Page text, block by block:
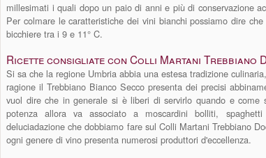
millesimati i quali dopo un paio di anni e più di conservazione
Per colmare le caratteristiche dei vini bianchi possiamo dire
bicchiere tra i 9 e 11° C.
Ricette consigliate con Colli Martani Trebbiano
Si sa che la regione Umbria abbia una estesa tradizione
ragione il Trebbiano Bianco Secco presenta dei precisi
vuol dire che in generale si è liberi di servirlo quando e come
potenza allora va associato a moscardini bolliti,
deluciadazione che dobbiamo fare sul Colli Martani Trebbiano
ogni genere di vino presenta numerosi produttori d'eccellenza.